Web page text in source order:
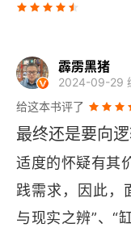
03 确证与葛梯尔
葛梯尔问题
艾耶尔对葛梯尔
无错误回复
无错误回复的问
霹雳黑猪
2024-09-29
给这本书评了
最终还是要向
适度的怀疑有其
践需求，因此，
与现实之辨”、“